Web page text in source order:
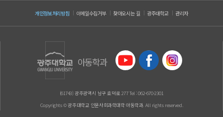
개인정보처리방침 이메일수집거부 찾아오시는 길 광주대학교 관리자
아동학과
(61743) 광주광역시 남구 효덕로 277 Tel : 062-670-2301
Copyrights © 광주대학교 인문사회과학대학 아동학과. All rights reserved.